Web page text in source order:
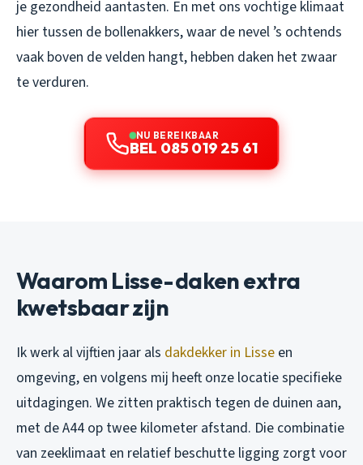
je gezondheid aantasten. En met ons vochtige klimaat
hier tussen de bollenakkers, waar de nevel ’s ochtends
vaak boven de velden hangt, hebben daken het zwaar
te verduren.
NU BEREIKBAAR
BEL 085 019 25 61
Waarom Lisse-daken extra
kwetsbaar zijn
Ik werk al vijftien jaar als dakdekker in Lisse en
omgeving, en volgens mij heeft onze locatie specifieke
uitdagingen. We zitten praktisch tegen de duinen aan,
met de A44 op twee kilometer afstand. Die combinatie
van zeeklimaat en relatief beschutte ligging zorgt voor